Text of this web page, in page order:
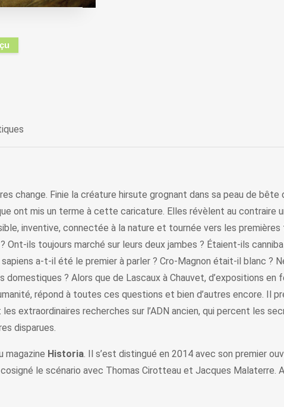
change. Finie la créature hirsute grognant dans sa peau de
ont mis un terme à cette caricature. Elles révèlent au contraire
inventive, connectée à la nature et tournée vers les
Ont-ils toujours marché sur leurs deux jambes ? Étaient-ils
a-t-il été le premier à parler ? Cro-Magnon était-il blanc
? Alors que de Lascaux à Chauvet, d’expositions en
répond à toutes ces questions et bien d’autres encore. Il
extraordinaires recherches sur l’ADN ancien, qui percent les
disparues.
magazine Historia. Il s’est distingué en 2014 avec son premier
le scénario avec Thomas Cirotteau et Jacques Malaterre.